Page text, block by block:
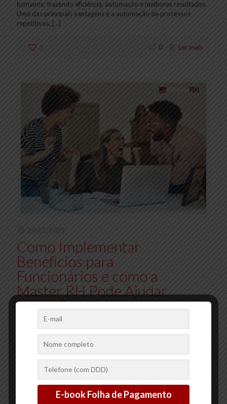
humanos, trazendo eficiência, automação e melhores resultados.
Uma das principais vantagens é a automação de processos
repetitivos, […]
3 0 Ler mais
20/01/2025
Como Implementar
Benefícios para
Funcionários e como a
Master RH Pode Ajudar
Nesse Processo
promover a satisfação e o bem-estar da equipe. Oferecer